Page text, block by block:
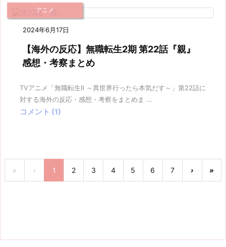
2024年6月17日
アニメ
【海外の反応】無職転生2期 第22話『親』
感想・考察まとめ
TVアニメ「無職転生Ⅱ ～異世界行ったら本気だす～」第22話に
対する海外の反応・感想・考察をまとめま ...
コメント (1)
« ‹ 1 2 3 4 5 6 7 › »